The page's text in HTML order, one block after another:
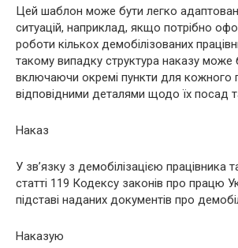
Цей шаблон може бути легко
ситуацій, наприклад, якщо потрібно
роботи кількох демобілізованих
такому випадку структура наказу може
включаючи окремі пункти для кожного
відповідними деталями щодо їх посад
Наказ
У зв’язку з демобілізацією працівника
статті 119 Кодексу законів про працю
підставі наданих документів про
Наказую